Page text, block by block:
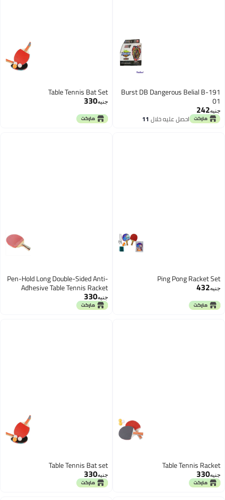
Burst DB Dangerous Belial B-191
01
جنيه242
احصل عليه خلال 11
Table Tennis Bat Set
جنيه330
Ping Pong Racket Set
جنيه432
Pen-Hold Long Double-Sided Anti-
Adhesive Table Tennis Racket
جنيه330
Table Tennis Racket
جنيه330
Table Tennis Bat set
جنيه330